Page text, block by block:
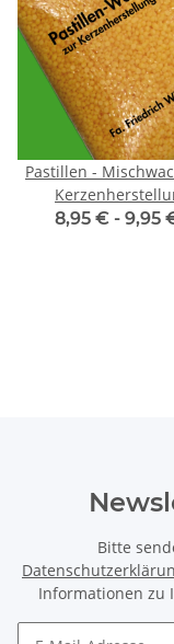
Pastillen -
8,95 € - 9,95
Bitte
Informationen zu